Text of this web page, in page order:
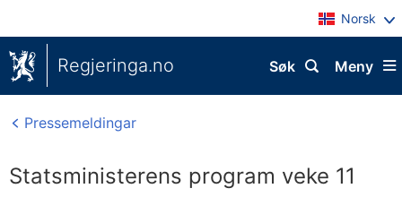
Norsk
Regjeringa.no Meny
Søk
Pressemeldingar
Statsministerens program veke 11